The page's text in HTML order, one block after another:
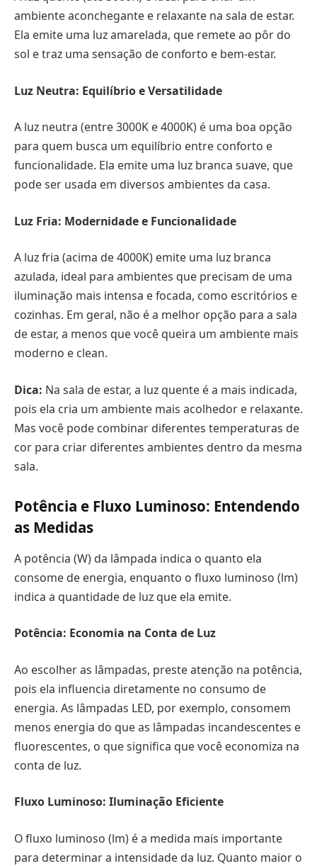
ambiente aconchegante e relaxante na sala de estar.
Ela emite uma luz amarelada, que remete ao pôr do
sol e traz uma sensação de conforto e bem-estar.
Luz Neutra: Equilíbrio e Versatilidade
A luz neutra (entre 3000K e 4000K) é uma boa opção
para quem busca um equilíbrio entre conforto e
funcionalidade. Ela emite uma luz branca suave, que
pode ser usada em diversos ambientes da casa.
Luz Fria: Modernidade e Funcionalidade
A luz fria (acima de 4000K) emite uma luz branca
azulada, ideal para ambientes que precisam de uma
iluminação mais intensa e focada, como escritórios e
cozinhas. Em geral, não é a melhor opção para a sala
de estar, a menos que você queira um ambiente mais
moderno e clean.
Dica: Na sala de estar, a luz quente é a mais indicada,
pois ela cria um ambiente mais acolhedor e relaxante.
Mas você pode combinar diferentes temperaturas de
cor para criar diferentes ambientes dentro da mesma
sala.
Potência e Fluxo Luminoso: Entendendo
as Medidas
A potência (W) da lâmpada indica o quanto ela
consome de energia, enquanto o fluxo luminoso (lm)
indica a quantidade de luz que ela emite.
Potência: Economia na Conta de Luz
Ao escolher as lâmpadas, preste atenção na potência,
pois ela influencia diretamente no consumo de
energia. As lâmpadas LED, por exemplo, consomem
menos energia do que as lâmpadas incandescentes e
fluorescentes, o que significa que você economiza na
conta de luz.
Fluxo Luminoso: Iluminação Eficiente
O fluxo luminoso (lm) é a medida mais importante
para determinar a intensidade da luz. Quanto maior o